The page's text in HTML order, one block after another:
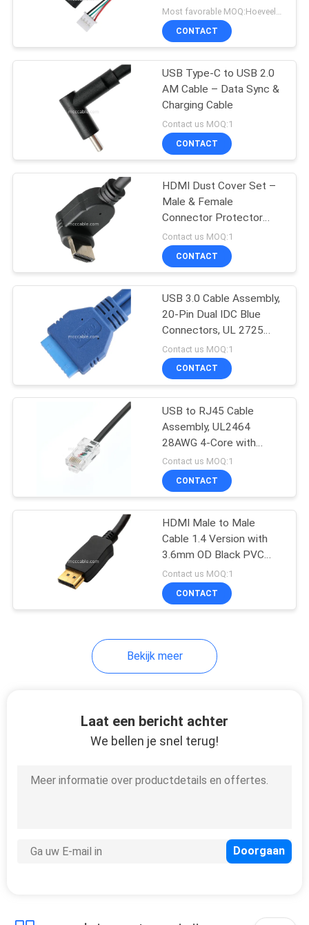
OFFERTE
SITEMAP
PRIVACYBELEID
Thunderbolt 4
Kabels
26
De uitrusting van de
douanedraad
165
JST-Draaduitrusting
molex
kabelassemblage
De Uitbreidingskabel
snelheidsusb
FPC
AB1210 Keyboard P2
Kabelbord OEM/ODM
Most favorable MOQ:Hoeveelheid kan onderhandeld worden ((alleen bedrijf, in plaats van persoonlijk gebruik)
CONTACT
USB Type-C to USB 2.0
AM Cable – Data Sync &
Charging Cable
Contact us MOQ:1
CONTACT
HDMI Dust Cover Set –
Male & Female
Connector Protector
Caps for HDMI Ports
Contact us MOQ:1
CONTACT
USB 3.0 Cable Assembly,
20-Pin Dual IDC Blue
Connectors, UL 2725
Compliant
Contact us MOQ:1
CONTACT
USB to RJ45 Cable
Assembly, UL2464
28AWG 4-Core with
Shielded 8P8C
Connector
Contact us MOQ:1
CONTACT
HDMI Male to Male
Cable 1.4 Version with
3.6mm OD Black PVC
Jacket
Contact us MOQ:1
CONTACT
Bekijk meer
Laat een bericht achter
We bellen je snel terug!